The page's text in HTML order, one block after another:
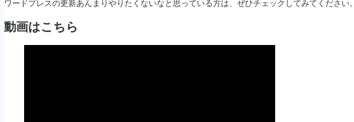
ワードプレスの更新あんまりやりたくないなと思っている方は、ぜひチェックしてみてください。
動画はこちら